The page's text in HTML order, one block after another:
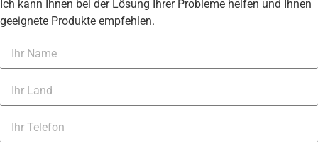
Ich kann Ihnen bei der Lösung Ihrer Probleme helfen und Ihnen
geeignete Produkte empfehlen.